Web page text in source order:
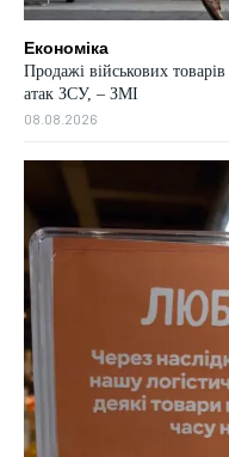
Економіка
Продажі військових
атак ЗСУ, – ЗМІ
08.08.2026